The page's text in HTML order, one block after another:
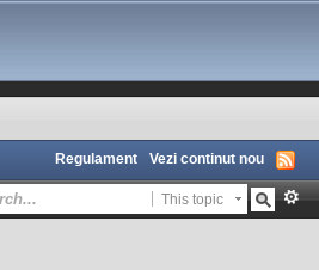
Regulament Vezi continut nou
This topic